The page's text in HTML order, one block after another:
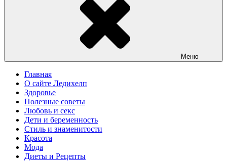
Меню
Главная
О сайте Ледихелп
Здоровье
Полезные советы
Любовь и секс
Дети и беременность
Стиль и знаменитости
Красота
Мода
Диеты и Рецепты